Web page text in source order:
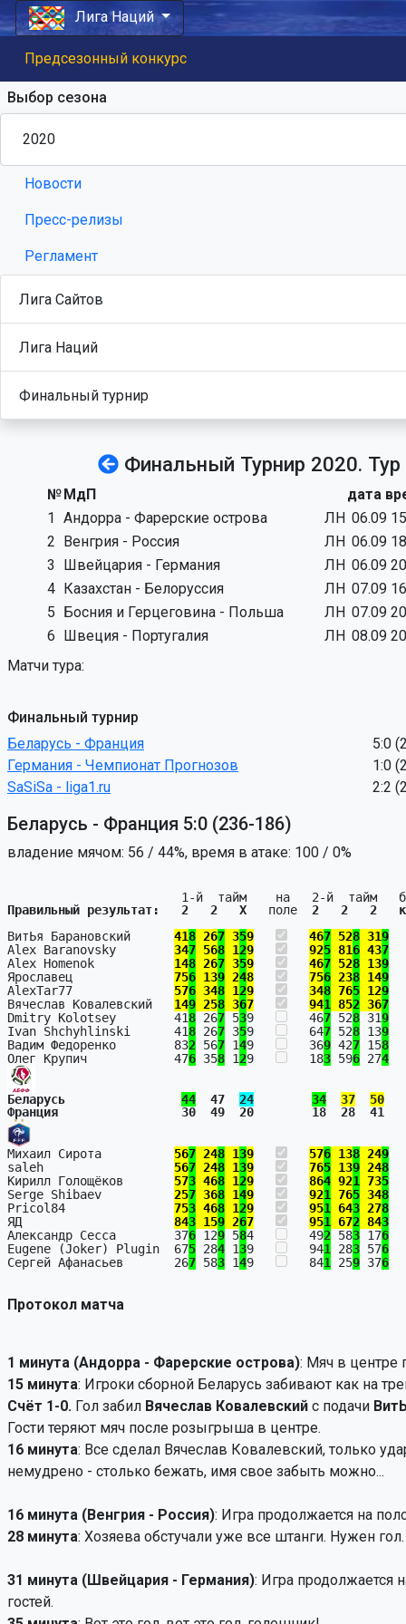
Лига Наций
Предсезонный конкурс
Выбор сезона
Новости
Пресс-релизы
Регламент
Лига Сайтов
Лига Наций
Финальный турнир
Финальный Турнир 2020.
№МдП
дата
1 Андорра - Фарерские острова ЛН 06.09
2 Венгрия - Россия ЛН 06.09
3
Швейцария - Германия ЛН 06.09
4 Казахстан - Белоруссия ЛН 07.09
5 Босния и Герцеговина - Польша ЛН 07.09
6 Швеция - Португалия ЛН 08.09
Матчи тура:
Финальный турнир
Беларусь - Франция
5:0
Германия - Чемпионат Прогнозов
1:0
SaSiSa - liga1.ru
2:2
Беларусь - Франция 5:0 (236-186)
владение мячом: 56 / 44%, время в атаке: 100 / 0%
Правильный результат:   2   2   X поле 2   2   2
ВитЬя Барановский 418 267 359 467 528 319
Alex Baranovsky 347 568 129 925 816 437
Alex Homenok 148 267 359 467 528 139
Ярославец 756 139 248 756 238 149
AlexTar77 576 348 129 348 765 129
Вячеслав Ковалевский 149 258 367 941 852 367
Dmitry Kolotsey        418 267 539 467 528 319
Ivan Shchyhlinski      418 267 359 647 528 139
Вадим Федоренко        832 567 149 369 427 158
Олег Крупич            476 358 129 183 596 274
Беларусь 44
  47
24 34 37 50
Франция                 30  49  20        18  28  41
Михаил Сирота 567 248 139 576 138 249
saleh 567 248 139 765 139 248
Кирилл Голощёков 573 468 129 864 921 735
Serge Shibaev 257 368 149 921 765 348
Pricol84 753 468 129 951 643 278
ЯД 843 159 267 951 672 843
Александр Сесса        376 129 584 492 583 176
Eugene (Joker) Plugin  675 284 139 941 283 576
Сергей Афанасьев       267 583 149 841 259 376
Протокол матча
1 минута (Андорра - Фарерские острова): Мяч в центре
15 минута: Игроки сборной Беларусь забивают как на
Счёт 1-0. Гол забил Вячеслав Ковалевский с подачи
Гости теряют мяч после розыгрыша в центре.
16 минута: Все сделал Вячеслав Ковалевский, только
немудрено - столько бежать, имя свое забыть можно...
16 минута (Венгрия - Россия): Игра продолжается на
28 минута: Хозяева обстучали уже все штанги. Нужен гол.
31 минута (Швейцария - Германия): Игра продолжается
гостей.